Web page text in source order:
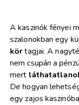
A kaszinók fényei
szalonokban egy
körtagjai. A
nem csupán a
mert
De hogyan
egy zajos